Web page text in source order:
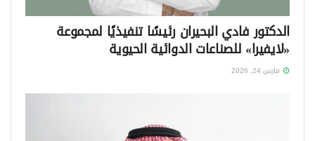
الدكتور فادي البحيران رئيسًا تنفيذيًا لمجموعة
«لايفيرا» للصناعات الدوائية الحيوية
مارس 24, 2026